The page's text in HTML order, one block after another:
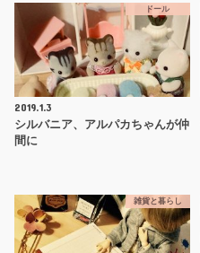
ドール
2019.1.3
シルバニア、アルパカちゃんが仲
間に
雑貨と暮らし